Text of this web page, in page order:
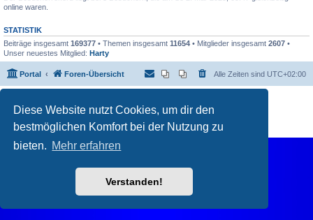
Diese Website nutzt Cookies, um dir den
bestmöglichen Komfort bei der Nutzung zu
bieten. Mehr erfahren
Verstanden!
online waren.
STATISTIK
Beiträge insgesamt 169377 • Themen insgesamt 11654 • Mitglieder insgesamt 2607 •
Unser neuestes Mitglied: Harty
Portal Foren-Übersicht Alle Zeiten sind UTC+02:00
Deutsche Übersetzung durch
phpBB.de
Datenschutz|Nutzungsbedingungen